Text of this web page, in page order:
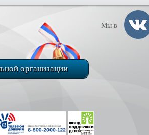
Мы в
организации